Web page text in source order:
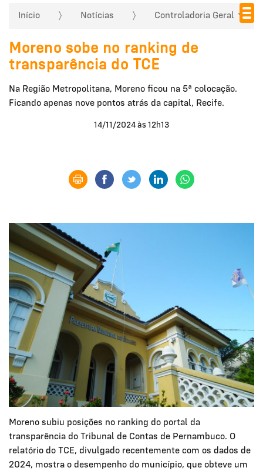
Início Notícias Controladoria Geral
Moreno sobe no ranking de
transparência do TCE
Na Região Metropolitana, Moreno ficou na 5ª colocação.
Ficando apenas nove pontos atrás da capital, Recife.
14/11/2024 às 12h13
Moreno subiu posições no ranking do portal da
transparência do Tribunal de Contas de Pernambuco. O
relatório do TCE, divulgado recentemente com os dados de
2024, mostra o desempenho do município, que obteve um